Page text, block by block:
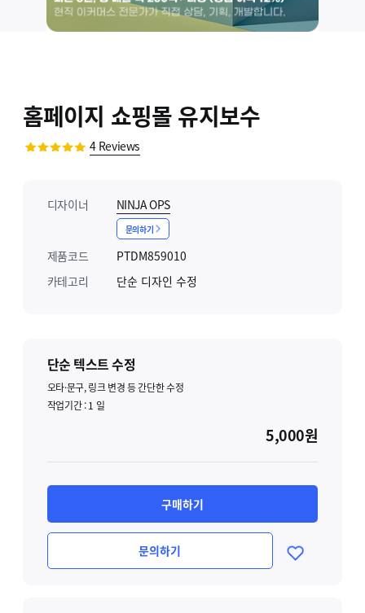
홈페이지 쇼핑몰 유지보수
4Reviews
디자이너 NINJA OPS
문의하기
제품코드
PTDM859010
카테고리
단순 디자인 수정
단순 텍스트 수정
오타·문구, 링크 변경 등 간단한 수정
작업기간 :1 일
5,000원
구매하기
문의하기